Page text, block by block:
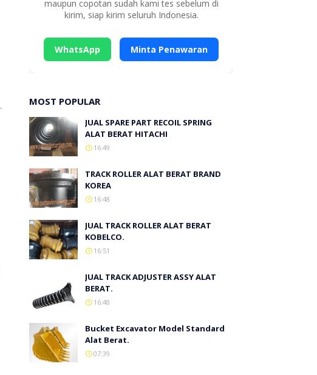
maupun copotan sudah kami tes sebelum di
kirim, siap kirim seluruh Indonesia.
WhatsApp Minta Penawaran
MOST POPULAR
JUAL SPARE PART RECOIL SPRING
ALAT BERAT HITACHI
16:49
TRACK ROLLER ALAT BERAT BRAND
KOREA
16:48
JUAL TRACK ROLLER ALAT BERAT
KOBELCO.
16:51
JUAL TRACK ADJUSTER ASSY ALAT
BERAT.
16:48
Bucket Excavator Model Standard
Alat Berat.
07:39